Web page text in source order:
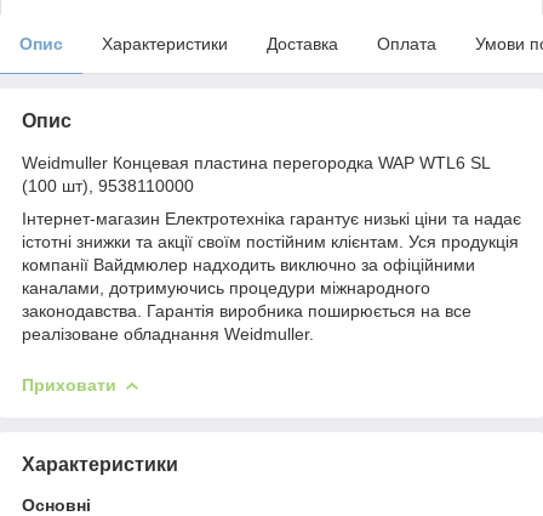
Опис Характеристики Доставка Оплата Умови
Опис
Weidmuller Концевая пластина перегородка WAP WTL6 SL
(100 шт), 9538110000
Інтернет-магазин Електротехніка гарантує низькі ціни та надає
істотні знижки та акції своїм постійним клієнтам. Уся продукція
компанії Вайдмюлер надходить виключно за офіційними
каналами, дотримуючись процедури міжнародного
законодавства. Гарантія виробника поширюється на все
реалізоване обладнання Weidmuller.
Приховати
Характеристики
Основні